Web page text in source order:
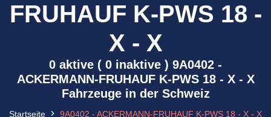
FRUHAUF K-PWS 18 -
X - X
0 aktive ( 0 inaktive ) 9A0402 -
ACKERMANN-FRUHAUF K-PWS 18 - X - X
Fahrzeuge in der Schweiz
Startseite 9A0402 - ACKERMANN-FRUHAUF K-PWS 18 - X - X